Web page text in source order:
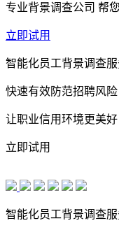
专业背景调查公司 帮
立即试用
智能化员工背景调查
快速有效防范招聘风险
让职业信用环境更美好
立即试用
智能化员工背景调查